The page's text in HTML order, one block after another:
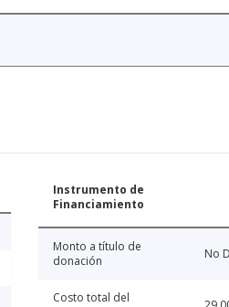
Instrumento de
Financiamiento
Monto a título de
donación
No
Costo total del